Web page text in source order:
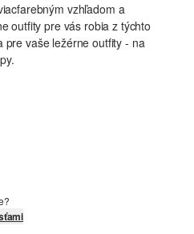
vzhľadom a
outfity pre vás robia z týchto
pre vaše ležérne outfity - na